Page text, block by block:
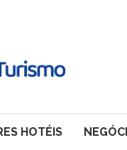
HOTÉIS